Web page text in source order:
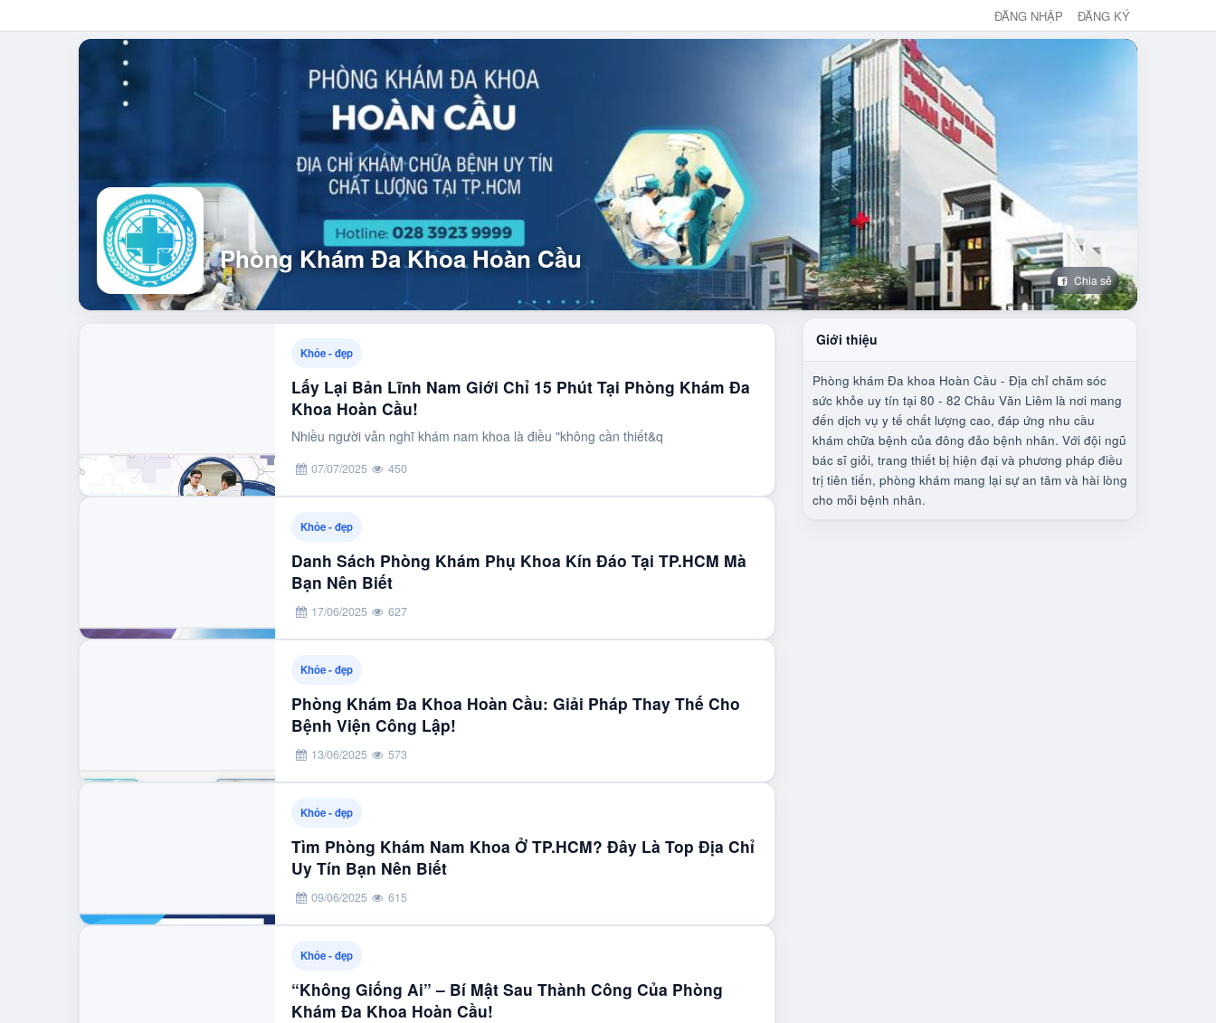
ĐĂNG NHẬP ĐĂNG KÝ
Phòng Khám Đa Khoa Hoàn Cầu
Chia sẻ
Khỏe - đẹp
Lấy Lại Bản Lĩnh Nam Giới Chỉ 15 Phút Tại Phòng Khám Đa
Khoa Hoàn Cầu!
Nhiều người vẫn nghĩ khám nam khoa là điều "không cần thiết&q
07/07/2025 450
Khỏe - đẹp
Danh Sách Phòng Khám Phụ Khoa Kín Đáo Tại TP.HCM Mà
Bạn Nên Biết
17/06/2025 627
Khỏe - đẹp
Phòng Khám Đa Khoa Hoàn Cầu: Giải Pháp Thay Thế Cho
Bệnh Viện Công Lập!
13/06/2025 573
Khỏe - đẹp
Tìm Phòng Khám Nam Khoa Ở TP.HCM? Đây Là Top Địa Chỉ
Uy Tín Bạn Nên Biết
09/06/2025 615
Khỏe - đẹp
“Không Giống Ai” – Bí Mật Sau Thành Công Của Phòng
Khám Đa Khoa Hoàn Cầu!
Giới thiệu
Phòng khám Đa khoa Hoàn Cầu - Địa chỉ chăm sóc
sức khỏe uy tín tại 80 - 82 Châu Văn Liêm là nơi mang
đến dịch vụ y tế chất lượng cao, đáp ứng nhu cầu
khám chữa bệnh của đông đảo bệnh nhân. Với đội ngũ
bác sĩ giỏi, trang thiết bị hiện đại và phương pháp điều
trị tiên tiến, phòng khám mang lại sự an tâm và hài lòng
cho mỗi bệnh nhân.